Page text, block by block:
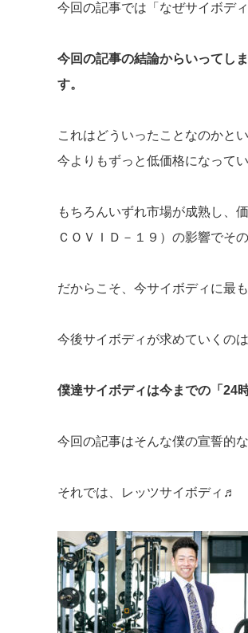
今回の記事では「なぜサイボデ
今回の記事の結論からいってし
す。
これはどういったことなのかと
今よりもずっと低価格になって
もちろんいずれ市場が成熟し、
ＣＯＶＩＤ－１９）の影響でそ
だからこそ、今サイボディに最
今後サイボディが求めていくの
僕達サイボディは今までの「24
今回の記事はそんな僕の宣誓的
それでは、レッツサイボディ♬